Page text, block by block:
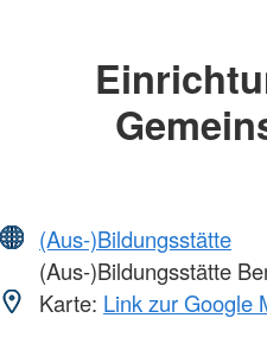
(Aus-)Bildungsstätte
(Aus-)Bildungsstätte
Karte: Link zur Google